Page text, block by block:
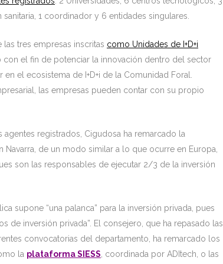
1 coordinador y 6 entidades singulares.
tres empresas inscritas como Unidades de I+D+i
con el fin de potenciar la innovación dentro del sector
el ecosistema de I+D+i de la Comunidad Foral.
las empresas pueden contar con su propio
registrados, Cigudosa ha remarcado la
de un modo similar a lo que ocurre en Europa,
son las responsables de ejecutar 2/3 de la inversión
supone “una palanca” para la inversión privada, pues
de inversión privada”. El consejero, que ha repasado las
convocatorias del departamento, ha remarcado los
la plataforma SIESS , coordinada por ADItech, o las